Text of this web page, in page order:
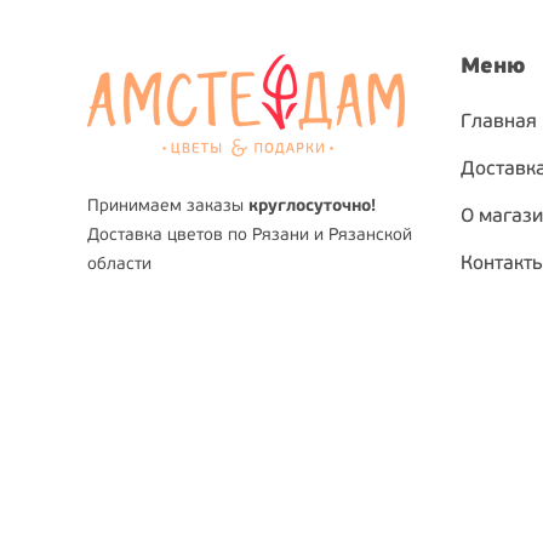
Принимаем заказы круглосуточно!
Доставка цветов по Рязани и Рязанской
области
Меню
Главная
О